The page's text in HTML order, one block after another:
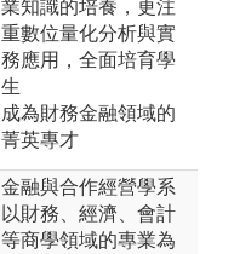
業知識的培養，更注
重數位量化分析與實
務應用，全面培育學
生
成為財務金融領域的
菁英專才
金融與合作經營學系
以財務、經濟、會計
等商學領域的專業為